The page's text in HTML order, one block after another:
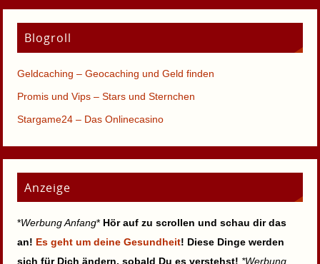
Blogroll
Geldcaching – Geocaching und Geld finden
Promis und Vips – Stars und Sternchen
Stargame24 – Das Onlinecasino
Anzeige
*Werbung Anfang* Hör auf zu scrollen und schau dir das
an! Es geht um deine Gesundheit! Diese Dinge werden
sich für Dich ändern, sobald Du es verstehst! *Werbung